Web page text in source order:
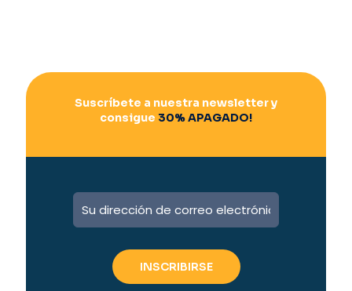
Suscríbete a nuestra newsletter y
consigue 30% APAGADO!